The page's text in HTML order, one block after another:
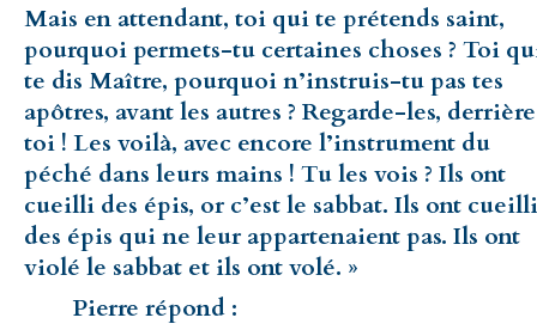
Mais en attendant, toi qui te prétends saint,
pourquoi permets-tu certaines choses ? Toi
te dis Maître, pourquoi n’instruis-tu pas tes
apôtres, avant les autres ? Regarde-les, derrière
toi ! Les voilà, avec encore l’instrument du
péché dans leurs mains ! Tu les vois ? Ils ont
cueilli des épis, or c’est le sabbat. Ils ont cueilli
des épis qui ne leur appartenaient pas. Ils ont
violé le sabbat et ils ont volé. »
Pierre répond :